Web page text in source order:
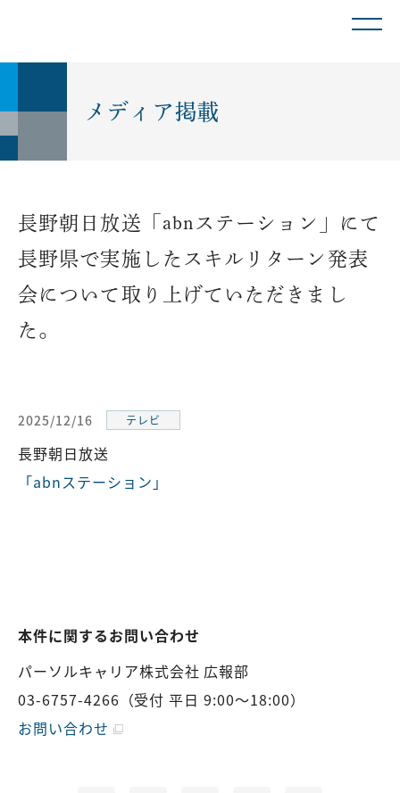
メディア掲載
長野朝日放送「abnステーション」にて
長野県で実施したスキルリターン発表
会について取り上げていただきまし
た。
2025/12/16 テレビ
長野朝日放送
「abnステーション」
本件に関するお問い合わせ
パーソルキャリア株式会社 広報部
03-6757-4266 （受付 平日 9:00～18:00）
お問い合わせ